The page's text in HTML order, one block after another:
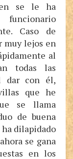
se le ha
Caso de
muy lejos en
al
todas las
dar con él,
que he
se llama
de buena
dilapidado
se gana
en los